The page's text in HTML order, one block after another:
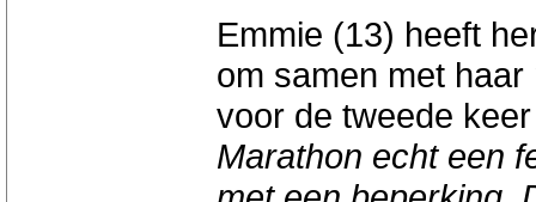
Emmie (13) heeft
om samen met
voor de tweede
Marathon echt een